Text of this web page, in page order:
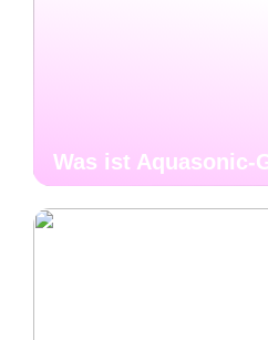
Was ist Aquasonic-